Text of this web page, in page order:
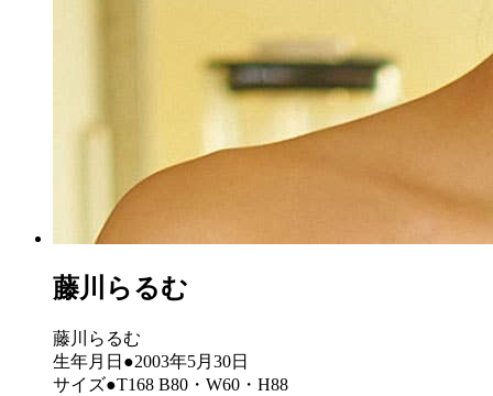
藤川らるむ
藤川らるむ
生年月日●2003年5月30日
サイズ●T168 B80・W60・H88